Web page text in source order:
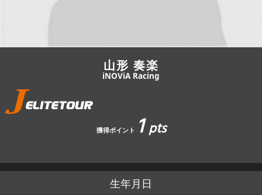
山形 奏楽
iNOViA Racing
獲得ポイント 1pts
生年月日